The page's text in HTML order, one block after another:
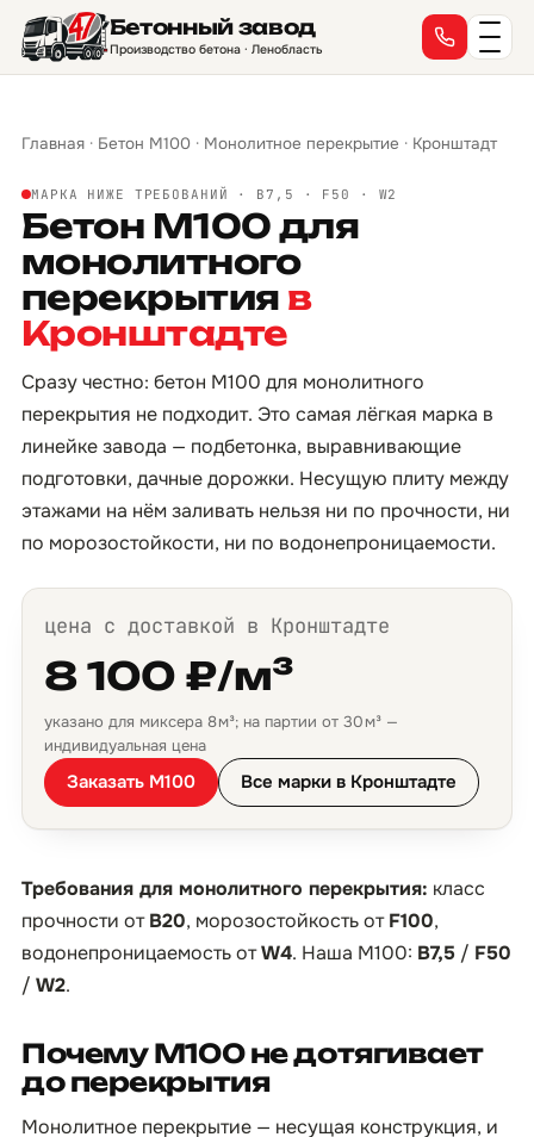
Бетонный завод
Производство бетона · Ленобласть
Главная · Бетон М100 · Монолитное перекрытие · Кронштадт
МАРКА НИЖЕ ТРЕБОВАНИЙ · B7,5 · F50 · W2
Бетон М100 для
монолитного
перекрытия в
Кронштадте
Сразу честно: бетон М100 для монолитного
перекрытия не подходит. Это самая лёгкая марка в
линейке завода — подбетонка, выравнивающие
подготовки, дачные дорожки. Несущую плиту между
этажами на нём заливать нельзя ни по прочности, ни
по морозостойкости, ни по водонепроницаемости.
цена с доставкой в Кронштадте
8 100 ₽/м³
указано для миксера 8 м³; на партии от 30 м³ —
индивидуальная цена
Заказать М100 Все марки в Кронштадте
Требования для монолитного перекрытия: класс
прочности отB20, морозостойкость отF100,
водонепроницаемость отW4. Наша М100: B7,5 / F50
/ W2.
Почему М100 не дотягивает
до перекрытия
Монолитное перекрытие — несущая конструкция, и